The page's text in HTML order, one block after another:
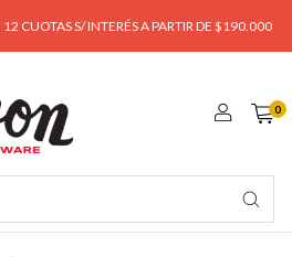
12 CUOTAS S/ INTERÉS A PARTIR DE $190.000
0